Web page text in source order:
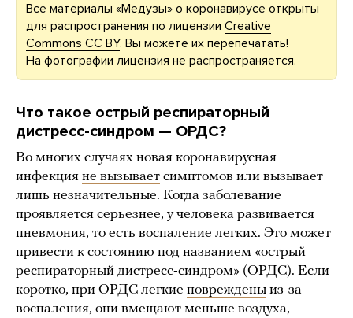
Все материалы «Медузы» о коронавирусе открыты
для распространения по лицензии Creative
Commons CC BY. Вы можете их перепечатать!
На фотографии лицензия не распространяется.
Что такое острый респираторный
дистресс-синдром — ОРДС?
Во многих случаях новая коронавирусная
инфекция не вызывает симптомов или вызывает
лишь незначительные. Когда заболевание
проявляется серьезнее, у человека развивается
пневмония, то есть воспаление легких. Это может
привести к состоянию под названием «острый
респираторный дистресс-синдром» (ОРДС). Если
коротко, при ОРДС легкие повреждены из-за
воспаления, они вмещают меньше воздуха,